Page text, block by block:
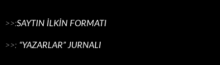
>>:SAYTIN İLKİN FORMATI
>>: “YAZARLAR” JURNALI